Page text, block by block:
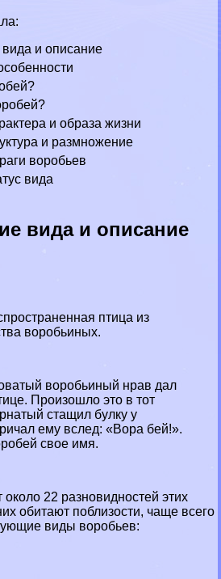
и описание
и образа жизни
и размножение
воробьев
вида
вида и описание
птица из
воробьиных.
воробьиный нрав дал
Произошло это в тот
стащил булку у
ему вслед: «Вора бей!».
свое имя.
22 разновидностей этих
обитают поблизости, чаще всего
виды воробьев: